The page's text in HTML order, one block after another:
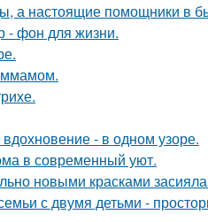
а настоящие помощники в
- фон для жизни.
- в одном узоре.
в современный уют.
новыми красками
с двумя детьми -